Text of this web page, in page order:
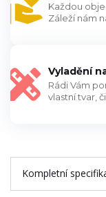
Každou
Záleží nám
Vyladění
Rádi Vám
vlastní tvar,
Kompletní